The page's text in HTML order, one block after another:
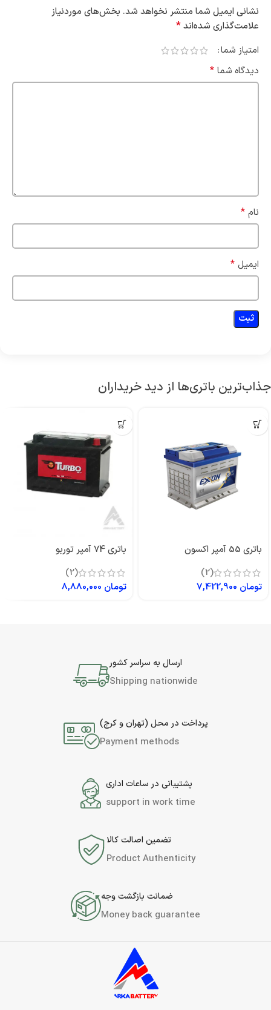
نشانی ایمیل شما منتشر نخواهد شد. بخش‌های موردنیاز
علامت‌گذاری شده‌اند*
امتیاز شما
دیدگاه شما *
نام *
ایمیل *
جذاب‌ترین باتری‌ها از دید خریداران
باتری 55 آمپر اکسون
(2)
تومان
باتری 74 آمپر توربو
(2)
تومان
ارسال به سراسر کشور
Shipping nationwide
پرداخت در محل (تهران و کرج)
Payment methods
پشتیبانی در ساعات اداری
support in work time
تضمین اصالت کالا
Product Authenticity
ضمانت بازگشت وجه
Money back guarantee